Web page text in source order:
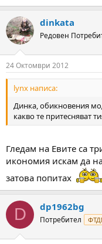
dinkata
Редовен
24 Октомври 2012
lynx написа:
Динка, обикновения
какво те притесняват
Гледам на Евите са
икономия искам да
затова попитах
D dp1962bg
Потребител